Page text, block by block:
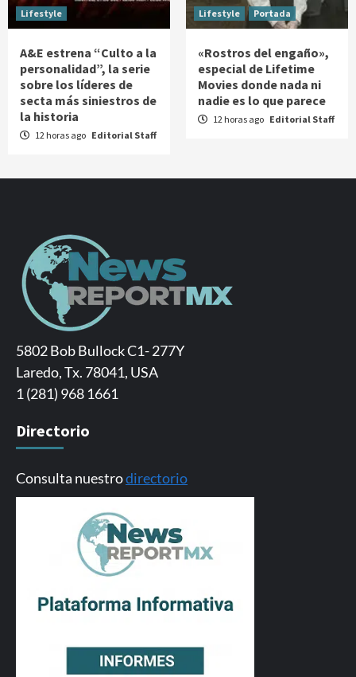
Lifestyle
A&E estrena “Culto a la
personalidad”, la serie
sobre los líderes de
secta más siniestros de
la historia
12 horas ago Editorial Staff
Lifestyle Portada
«Rostros del engaño»,
especial de Lifetime
Movies donde nada ni
nadie es lo que parece
12 horas ago Editorial Staff
5802 Bob Bullock C1- 277Y
Laredo, Tx. 78041, USA
1 (281) 968 1661
Directorio
Consulta nuestrodirectorio